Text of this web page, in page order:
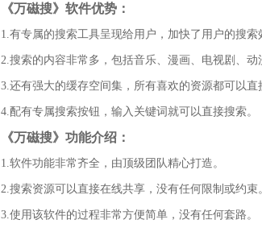
《万磁搜》软件优势：
1.有专属的搜索工具呈现给用户，加快了用户的搜索
2.搜索的内容非常多，包括音乐、漫画、电视剧、动
3.还有强大的缓存空间集，所有喜欢的资源都可以直
4.配有专属搜索按钮，输入关键词就可以直接搜索。
《万磁搜》功能介绍：
1.软件功能非常齐全，由顶级团队精心打造。
2.搜索资源可以直接在线共享，没有任何限制或约束
3.使用该软件的过程非常方便简单，没有任何套路。